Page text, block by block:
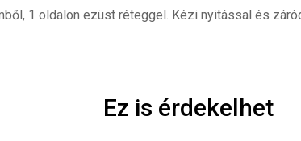
1 oldalon ezüst réteggel. Kézi nyitással és
Ez is érdekelhet